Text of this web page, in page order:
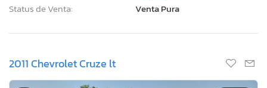
Status de Venta:
Venta Pura
2011 Chevrolet Cruze lt